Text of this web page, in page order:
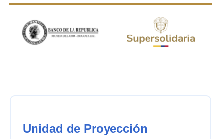
Unidad de Proyección